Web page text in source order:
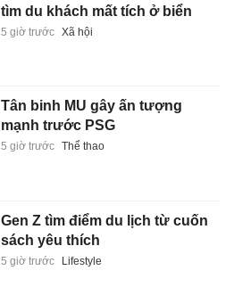
tìm du khách mất tích ở biển
5 giờ trước Xã hội
Tân binh MU gây ấn tượng
mạnh trước PSG
5 giờ trước Thể thao
Gen Z tìm điểm du lịch từ cuốn
sách yêu thích
5 giờ trước Lifestyle